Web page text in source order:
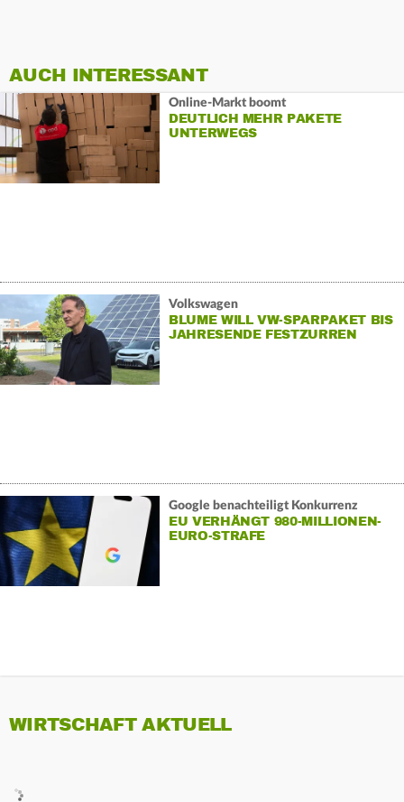
AUCH INTERESSANT
Online-Markt boomt
DEUTLICH MEHR PAKETE
UNTERWEGS
Volkswagen
BLUME WILL VW-SPARPAKET BIS
JAHRESENDE FESTZURREN
Google benachteiligt Konkurrenz
EU VERHÄNGT 980-MILLIONEN-
EURO-STRAFE
WIRTSCHAFT AKTUELL